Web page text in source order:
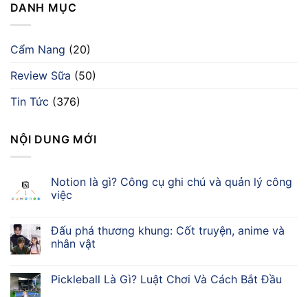
DANH MỤC
Cẩm Nang (20)
Review Sữa (50)
Tin Tức (376)
NỘI DUNG MỚI
Notion là gì? Công cụ ghi chú và quản lý công
việc
Đấu phá thương khung: Cốt truyện, anime và
nhân vật
Pickleball Là Gì? Luật Chơi Và Cách Bắt Đầu